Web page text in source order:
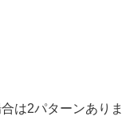
は2パターンありま